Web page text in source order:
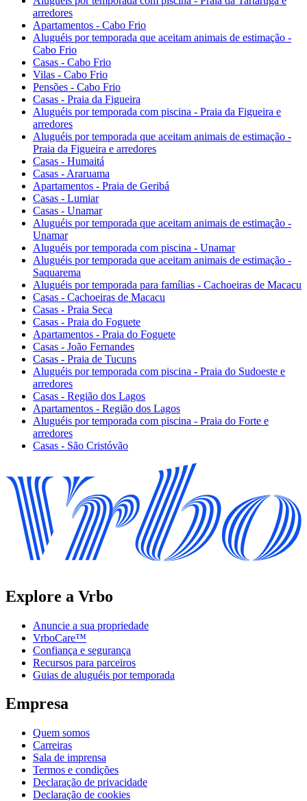
arredores
Apartamentos - Cabo Frio
Aluguéis por temporada que aceitam animais de estimação -
Cabo Frio
Casas - Cabo Frio
Vilas - Cabo Frio
Pensões - Cabo Frio
Casas - Praia da Figueira
Aluguéis por temporada com piscina - Praia da Figueira e
arredores
Aluguéis por temporada que aceitam animais de estimação -
Praia da Figueira e arredores
Casas - Humaitá
Casas - Araruama
Apartamentos - Praia de Geribá
Casas - Lumiar
Casas - Unamar
Aluguéis por temporada que aceitam animais de estimação -
Unamar
Aluguéis por temporada com piscina - Unamar
Aluguéis por temporada que aceitam animais de estimação -
Saquarema
Aluguéis por temporada para famílias - Cachoeiras de Macacu
Casas - Cachoeiras de Macacu
Casas - Praia Seca
Casas - Praia do Foguete
Apartamentos - Praia do Foguete
Casas - João Fernandes
Casas - Praia de Tucuns
Aluguéis por temporada com piscina - Praia do Sudoeste e
arredores
Casas - Região dos Lagos
Apartamentos - Região dos Lagos
Aluguéis por temporada com piscina - Praia do Forte e
arredores
Casas - São Cristóvão
Explore a Vrbo
Anuncie a sua propriedade
VrboCare™
Confiança e segurança
Recursos para parceiros
Guias de aluguéis por temporada
Empresa
Quem somos
Carreiras
Sala de imprensa
Termos e condições
Declaração de privacidade
Declaração de cookies